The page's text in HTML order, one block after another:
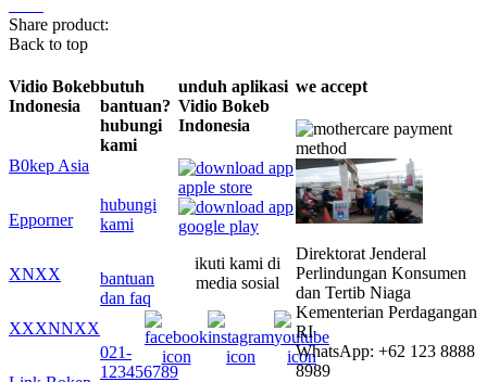
Share product:
Back to top
Vidio Bokeb
Indonesia
B0kep Asia
Epporner
XNXX
XXXNNXX
butuh
bantuan?
hubungi
kami
hubungi
kami
bantuan
dan faq
021-
123456789
unduh aplikasi
Vidio Bokeb
Indonesia
ikuti kami di
media sosial
we accept
Direktorat Jenderal
Perlindungan Konsumen
dan Tertib Niaga
Kementerian Perdagangan
RI
WhatsApp: +62 123 8888
8989